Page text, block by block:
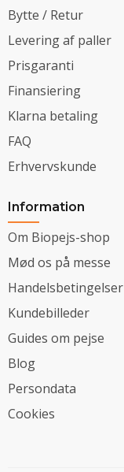
Bytte / Retur
Levering af paller
Prisgaranti
Finansiering
Klarna betaling
FAQ
Erhvervskunde
Information
Om Biopejs-shop
Mød os på messe
Handelsbetingelser
Kundebilleder
Guides om pejse
Blog
Persondata
Cookies